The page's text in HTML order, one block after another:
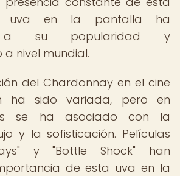
uva en la pantalla ha
a su popularidad y
nivel mundial.
del Chardonnay en el cine
ha sido variada, pero en
se ha asociado con la
y la sofisticación. Películas
y "Bottle Shock" han
de esta uva en la